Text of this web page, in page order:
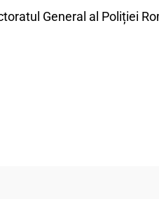
General al Poliției